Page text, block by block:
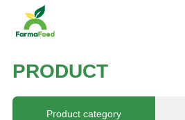
About Us
PRODUCT
Product category